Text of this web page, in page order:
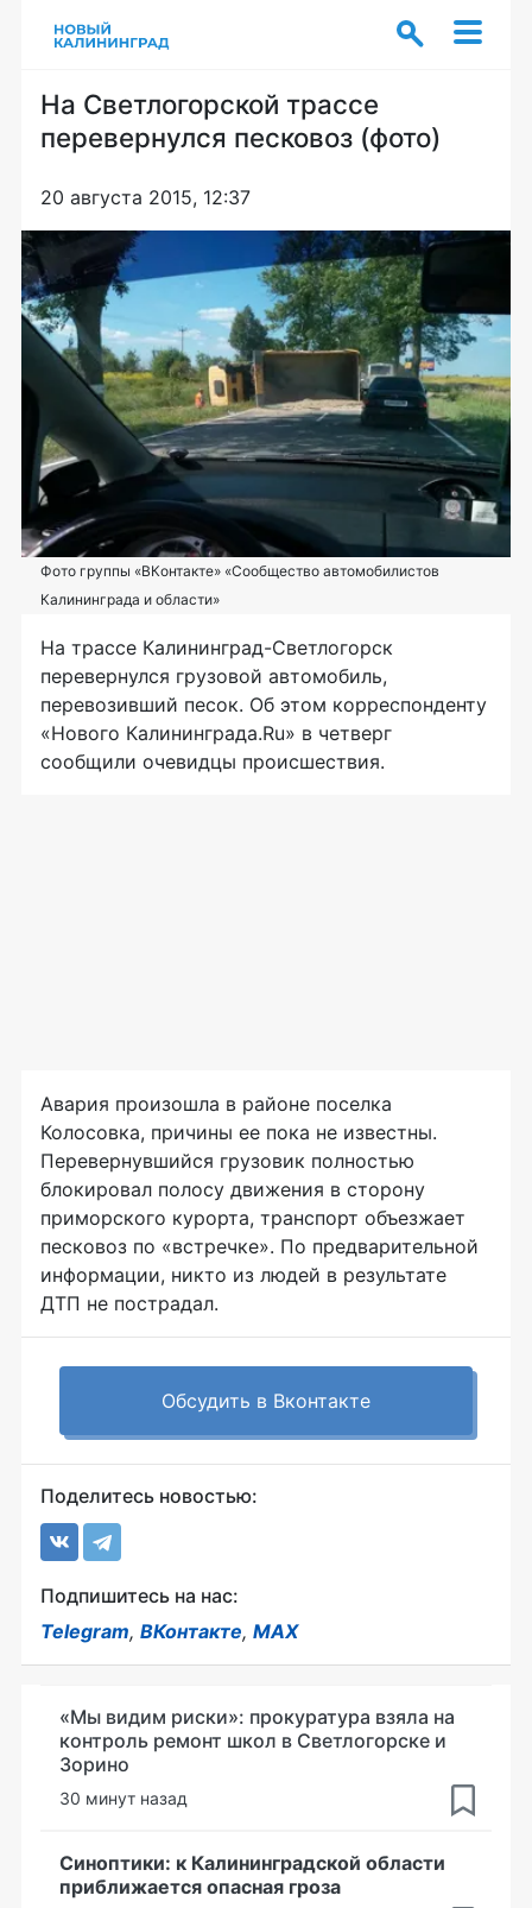
На Светлогорской трассе
перевернулся песковоз (фото)
20 августа 2015, 12:37
Фото группы «ВКонтакте» «Сообщество автомобилистов
Калининграда и области»
На трассе Калининград-Светлогорск
перевернулся грузовой автомобиль,
перевозивший песок. Об этом корреспонденту
«Нового Калининграда.Ru» в четверг
сообщили очевидцы происшествия.
Авария произошла в районе поселка
Колосовка, причины ее пока не известны.
Перевернувшийся грузовик полностью
блокировал полосу движения в сторону
приморского курорта, транспорт объезжает
песковоз по «встречке». По предварительной
информации, никто из людей в результате
ДТП не пострадал.
Обсудить в Вконтакте
Поделитесь новостью:
Подпишитесь на нас:
Telegram, ВКонтакте, MAX
«Мы видим риски»: прокуратура взяла на
контроль ремонт школ в Светлогорске и
Зорино
30 минут назад
Синоптики: к Калининградской области
приближается опасная гроза